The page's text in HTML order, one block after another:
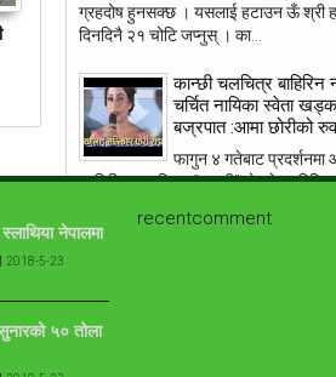
कांग्रेस उपसभापति निधि अमेरिकामा
ग्रहदोष हुनसक्छ । यसलाई हटाउन ऊँ श्री
दिनदिनै २१ चोटि जप्नुस् । का...
कान्छी चलचित्र बाहिरिन
चर्चित नायिका स्वेता
बज्रपात :आमा छोरीको
फागुन ४ गतेबाट
प्रतिक्षित चलचित्र “कान्छी”को ट्रेलर
ब्राह्लेस सेलिब्रिटी सेलिब्रिज का लागि उनको
सामान्य हो । जब जब उनीहरु रातो कालो,
नेपालमा
2018-5-23
५० तोला
recentcomment